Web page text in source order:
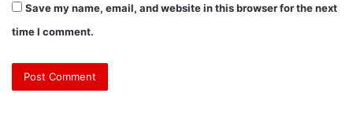
Save my name, email, and website in this browser for the next
time I comment.